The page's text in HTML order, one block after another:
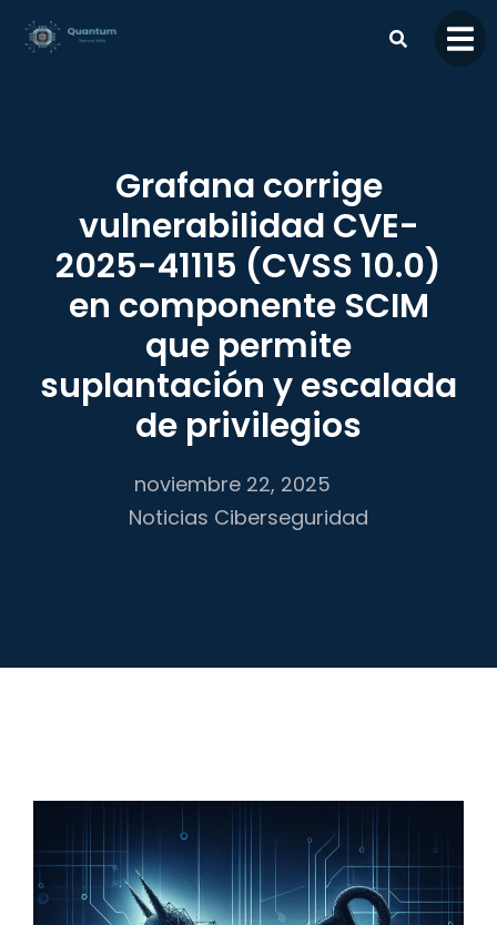
contenido
Grafana corrige
vulnerabilidad CVE-
2025-41115 (CVSS 10.0)
en componente SCIM
que permite
suplantación y escalada
de privilegios
noviembre 22, 2025
Noticias Ciberseguridad